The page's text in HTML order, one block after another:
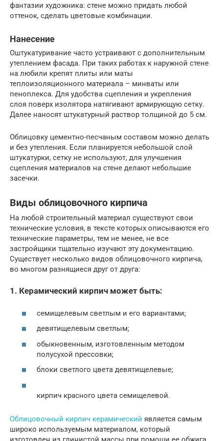
фантазии художника: стене можно придать любой
оттенок, сделать цветовые комбинации.
Нанесение
Оштукатуривание часто устраивают с дополнительным
утеплением фасада. При таких работах к наружной стене
на любили крепят плиты или маты
теплоизоляционного материала – минваты или
пеноплекса. Для удобства сцепления и укрепления
слоя поверх изолятора натягивают армирующую сетку.
Далее наносят штукатурный раствор толщиной до 5 см.
Облицовку цементно-песчаным составом можно делать
и без утепления. Если планируется небольшой слой
штукатурки, сетку не используют, для улучшения
сцепления материалов на стене делают небольшие
засечки.
Виды облицовочного кирпича
На любой строительный материал существуют свои
технические условия, в тексте которых описываются его
технические параметры, тем не менее, не все
застройщики тщательно изучают эту документацию.
Существует несколько видов облицовочного кирпича,
во многом разнящиеся друг от друга:
1. Керамический кирпич может быть:
семищелевым светлым и его вариантами;
девятищелевым светлым;
обыкновенным, изготовленным методом
полусухой прессовки;
блоки светлого цвета девятищелевые;
кирпич красного цвета семищелевой.
Облицовочный кирпич керамический является самым
широко используемым материалом, который